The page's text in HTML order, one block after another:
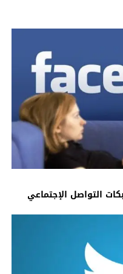
التواصل الإجتماعي